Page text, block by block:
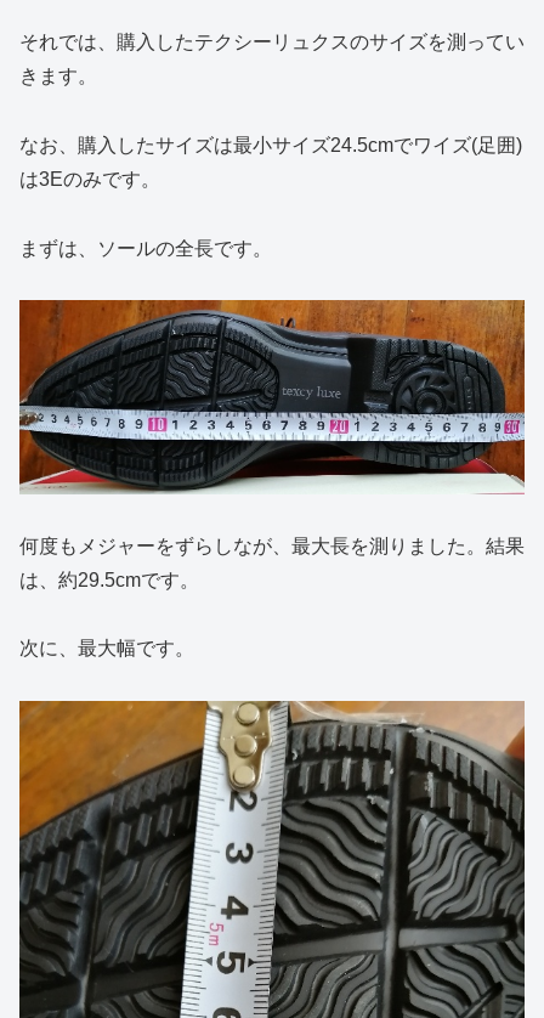
それでは、購入したテクシーリュクスのサイズを測ってい
きます。
なお、購入したサイズは最小サイズ24.5cmでワイズ(足囲)
は3Eのみです。
まずは、ソールの全長です。
何度もメジャーをずらしなが、最大長を測りました。結果
は、約29.5cmです。
次に、最大幅です。